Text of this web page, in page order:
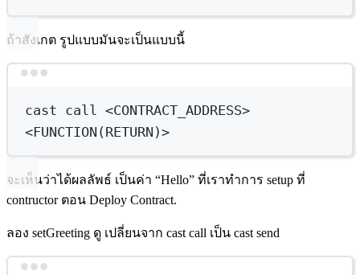
ถ้าสังเกต รูปแบบมันจะเป็นแบบนี้
cast call
<CONTRACT_ADDRESS>
<FUNCTION (RETURN )>
จะเห็นว่าได้ผลลัพธ์ เป็นค่า “Hello” ที่เราทำการ setup ที่
contructor ตอน Deploy Contract.
ลอง setGreeting ดู เปลี่ยนจาก cast call เป็น cast send